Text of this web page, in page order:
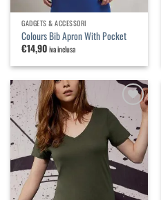
GADGETS & ACCESSORI
Colours Bib Apron With Pocket
€14,90iva inclusa
Aggiungi
alla
lista dei
desideri